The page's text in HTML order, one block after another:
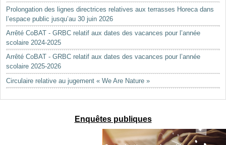
Prolongation des lignes directrices relatives aux terrasses Horeca dans
l’espace public jusqu’au 30 juin 2026
Arrêté CoBAT - GRBC relatif aux dates des vacances pour l’année
scolaire 2024-2025
Arrêté CoBAT - GRBC relatif aux dates des vacances pour l’année
scolaire 2025-2026
Circulaire relative au jugement « We Are Nature »
Enquêtes publiques